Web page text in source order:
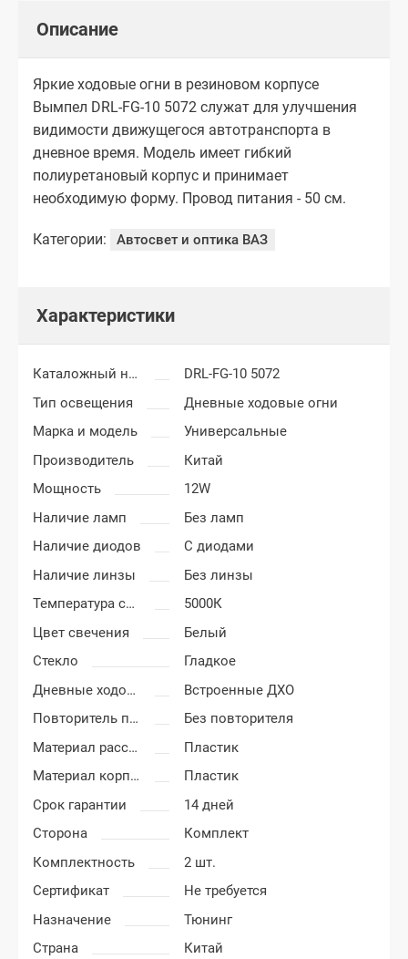
Описание
Яркие ходовые огни в резиновом корпусе
Вымпел DRL-FG-10 5072 служат для улучшения
видимости движущегося автотранспорта в
дневное время. Модель имеет гибкий
полиуретановый корпус и принимает
необходимую форму. Провод питания - 50 см.
Категории: Автосвет и оптика ВАЗ
Характеристики
Каталожный номер
DRL-FG-10 5072
Тип освещения
Дневные ходовые огни
Марка и модель
Универсальные
Производитель
Китай
Мощность
12W
Наличие ламп
Без ламп
Наличие диодов
С диодами
Наличие линзы
Без линзы
Температура света
5000К
Цвет свечения
Белый
Стекло
Гладкое
Дневные ходовые огни
Встроенные ДХО
Повторитель поворота
Без повторителя
Материал рассеивателя
Пластик
Материал корпуса
Пластик
Срок гарантии
14 дней
Сторона
Комплект
Комплектность
2 шт.
Сертификат
Не требуется
Назначение
Тюнинг
Страна
Китай